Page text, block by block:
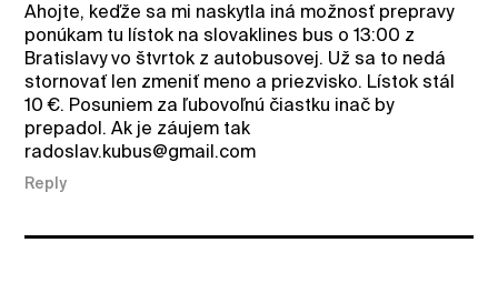
Ahojte, keďže sa mi naskytla iná možnosť prepravy
ponúkam tu lístok na slovaklines bus o 13:00 z
Bratislavy vo štvrtok z autobusovej. Už sa to nedá
stornovať len zmeniť meno a priezvisko. Lístok stál
10 €. Posuniem za ľubovoľnú čiastku inač by
prepadol. Ak je záujem tak
radoslav.kubus@gmail.com
Reply